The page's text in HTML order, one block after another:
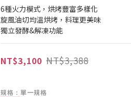
6種火力模式，烘烤豐富多樣化
旋風油切均溫烘烤，料理更美味
獨立發酵&解凍功能
NT$3,100 NT$3,388
規格 : 單一規格